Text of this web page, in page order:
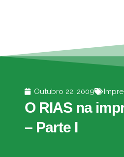
Outubro 22, 2009
O RIAS na
– Parte I